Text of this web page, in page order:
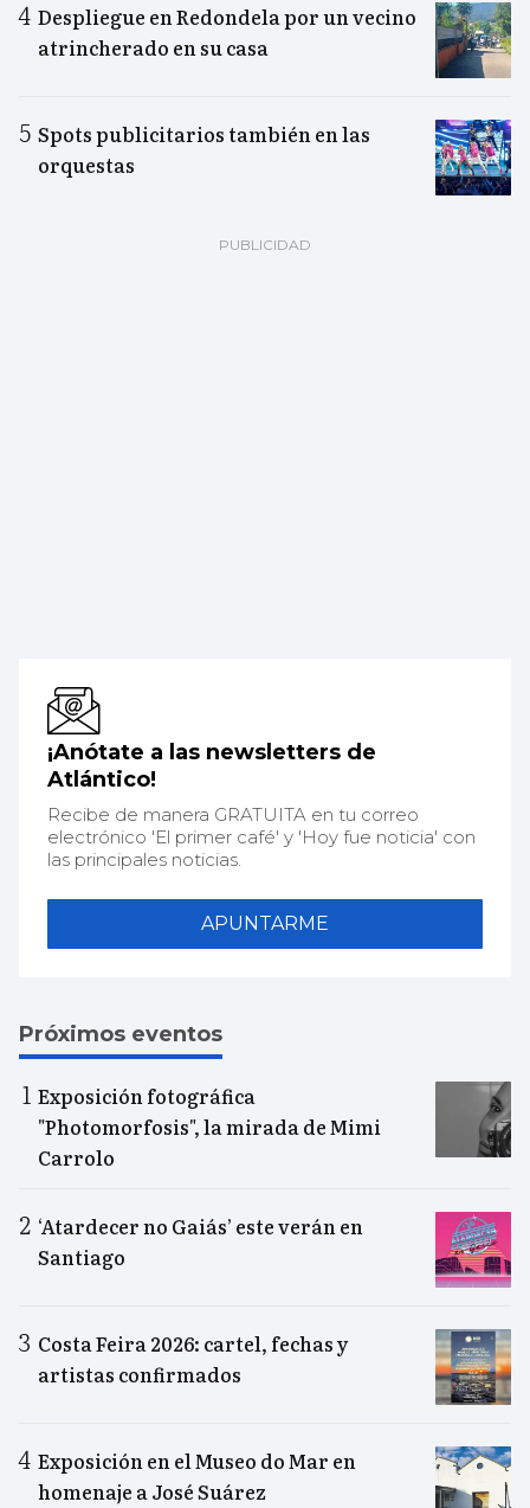
Despliegue en Redondela por un vecino
atrincherado en su casa
Spots publicitarios también en las
orquestas
¡Anótate a las newsletters de
Atlántico!
Recibe de manera GRATUITA en tu correo
electrónico 'El primer café' y 'Hoy fue noticia' con
las principales noticias.
APUNTARME
Próximos eventos
Exposición fotográfica
"Photomorfosis", la mirada de Mimi
Carrolo
‘Atardecer no Gaiás’ este verán en
Santiago
Costa Feira 2026: cartel, fechas y
artistas confirmados
Exposición en el Museo do Mar en
homenaje a José Suárez